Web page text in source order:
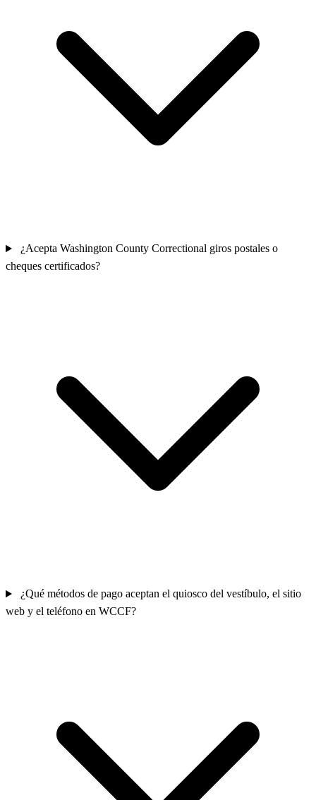
¿Acepta Washington County Correctional giros postales o
cheques certificados?
¿Qué métodos de pago aceptan el quiosco del vestíbulo, el sitio
web y el teléfono en WCCF?